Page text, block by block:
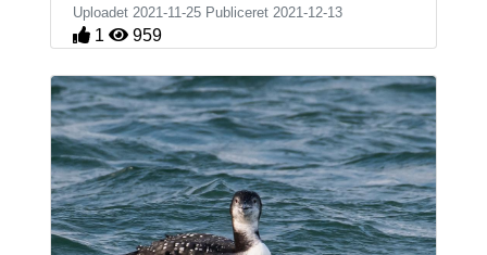
Uploadet 2021-11-25 Publiceret 2021-12-13
1 959